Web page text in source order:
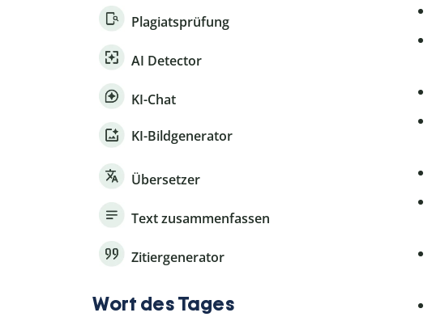
Plagiatsprüfung
AI Detector
KI-Chat
KI-Bildgenerator
Übersetzer
Text zusammenfassen
Zitiergenerator
Wort des Tages